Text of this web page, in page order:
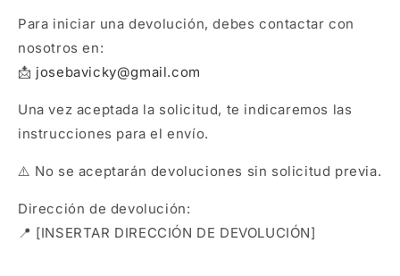
Para iniciar una devolución, debes contactar con
nosotros en:
📩 josebavicky@gmail.com
Una vez aceptada la solicitud, te indicaremos las
instrucciones para el envío.
⚠️ No se aceptarán devoluciones sin solicitud previa.
Dirección de devolución:
📍 [INSERTAR DIRECCIÓN DE DEVOLUCIÓN]